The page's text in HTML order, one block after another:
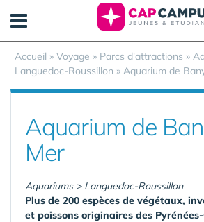
Accueil » Voyage » Parcs d'attractions »
Languedoc-Roussillon » Aquarium de
Aquarium de
Mer
Aquariums > Languedoc-Roussillon
Plus de 200 espèces de végétaux,
et poissons originaires des
Panneau de gestion des cookies